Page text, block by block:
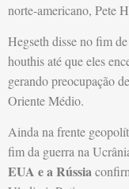
norte-americano, Pete
Hegseth disse no fim
houthis até que eles
gerando preocupação
Oriente Médio.
Ainda na frente
fim da guerra na
EUA e a Rússia